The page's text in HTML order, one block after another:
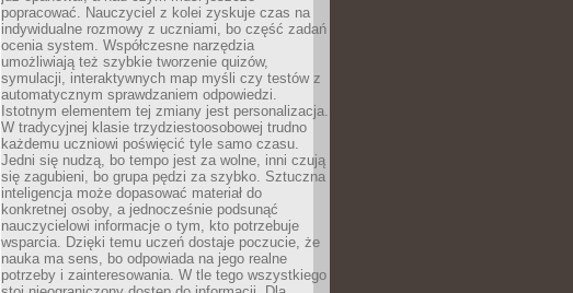
popracować. Nauczyciel z kolei zyskuje czas na
indywidualne rozmowy z uczniami, bo część zadań
ocenia system. Współczesne narzędzia
umożliwiają też szybkie tworzenie quizów,
symulacji, interaktywnych map myśli czy testów z
automatycznym sprawdzaniem odpowiedzi.
Istotnym elementem tej zmiany jest personalizacja.
W tradycyjnej klasie trzydziestoosobowej trudno
każdemu uczniowi poświęcić tyle samo czasu.
Jedni się nudzą, bo tempo jest za wolne, inni czują
się zagubieni, bo grupa pędzi za szybko. Sztuczna
inteligencja może dopasować materiał do
konkretnej osoby, a jednocześnie podsunąć
nauczycielowi informacje o tym, kto potrzebuje
wsparcia. Dzięki temu uczeń dostaje poczucie, że
nauka ma sens, bo odpowiada na jego realne
potrzeby i zainteresowania. W tle tego wszystkiego